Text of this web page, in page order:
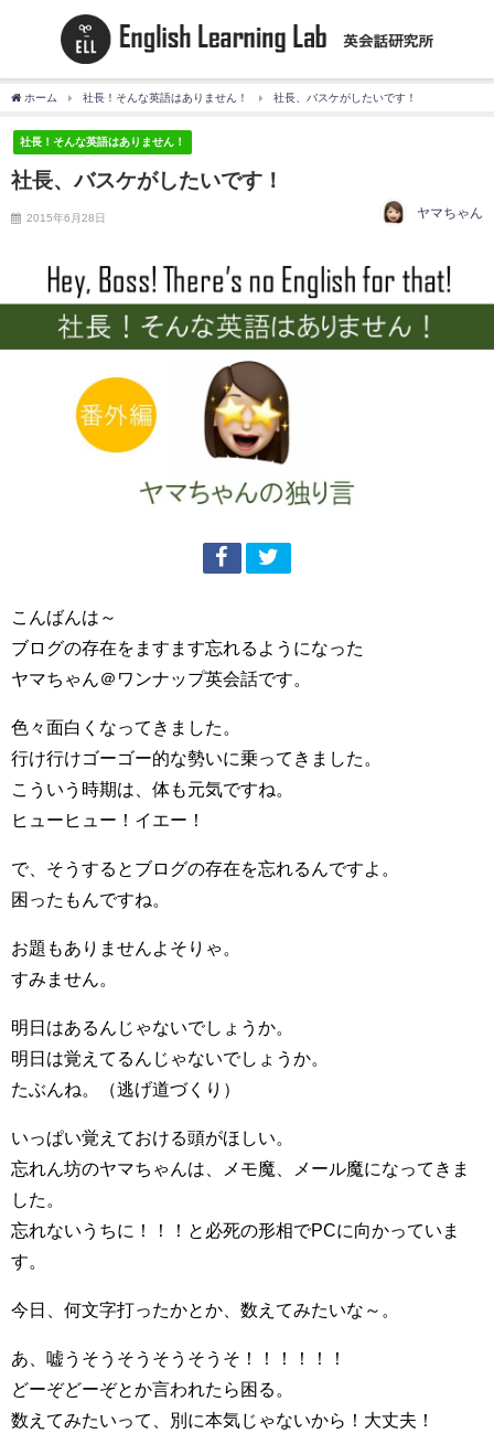
ホーム 社長！そんな英語はありません！ 社長、バスケがしたいです！
社長！そんな英語はありません！
社長、バスケがしたいです！
2015年6月28日 ヤマちゃん
こんばんは～
ブログの存在をますます忘れるようになった
ヤマちゃん＠ワンナップ英会話です。
色々面白くなってきました。
行け行けゴーゴー的な勢いに乗ってきました。
こういう時期は、体も元気ですね。
ヒューヒュー！イエー！
で、そうするとブログの存在を忘れるんですよ。
困ったもんですね。
お題もありませんよそりゃ。
すみません。
明日はあるんじゃないでしょうか。
明日は覚えてるんじゃないでしょうか。
たぶんね。（逃げ道づくり）
いっぱい覚えておける頭がほしい。
忘れん坊のヤマちゃんは、メモ魔、メール魔になってきま
した。
忘れないうちに！！！と必死の形相でPCに向かっていま
す。
今日、何文字打ったかとか、数えてみたいな～。
あ、嘘うそうそうそうそうそ！！！！！！
どーぞどーぞとか言われたら困る。
数えてみたいって、別に本気じゃないから！大丈夫！